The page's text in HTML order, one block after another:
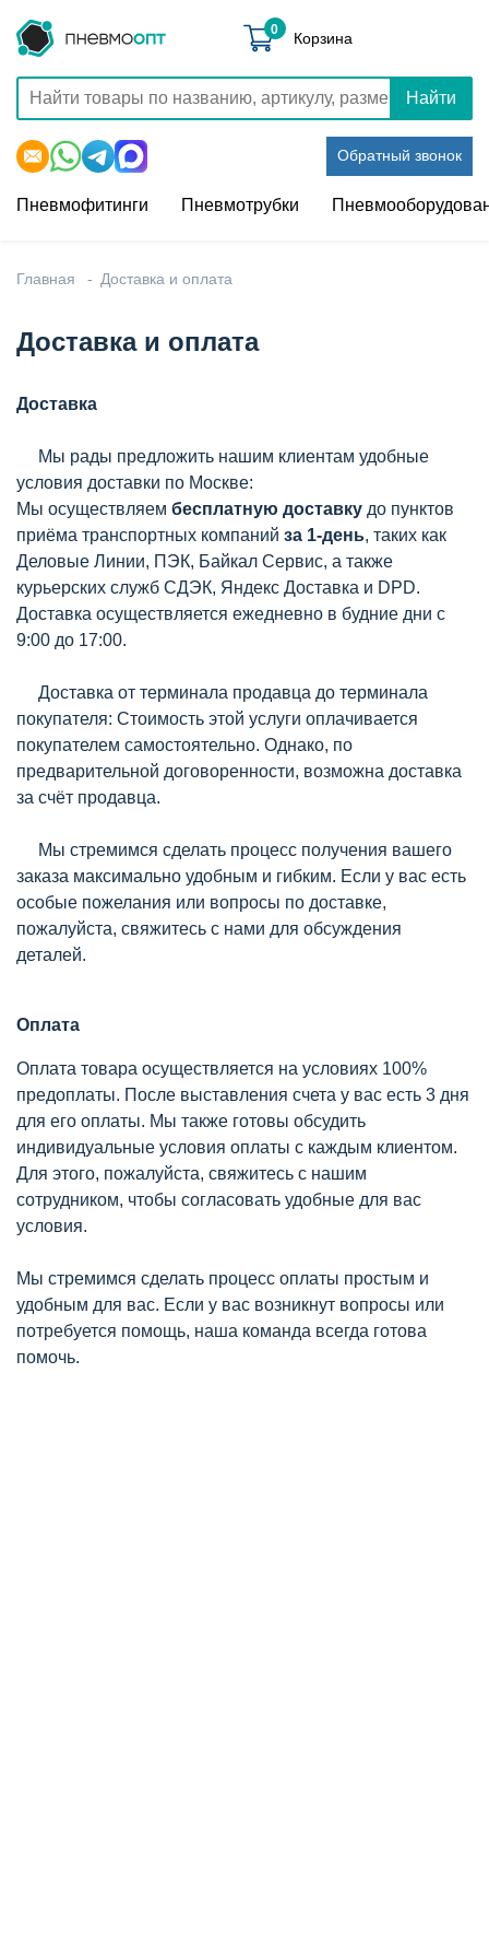
Найти
Обратный звонок
0 Корзина
Пневмофитинги Пневмотрубки
Главная Доставка и оплата
Доставка и оплата
Доставка
Мы рады предложить нашим клиентам удобные
условия доставки по Москве:
Мы осуществляем бесплатную доставку до пунктов
приёма транспортных компаний за 1-день, таких как
Деловые Линии, ПЭК, Байкал Сервис, а также
курьерских служб СДЭК, Яндекс Доставка и DPD.
Доставка осуществляется ежедневно в будние дни с
9:00 до 17:00.
Доставка от терминала продавца до терминала
покупателя: Стоимость этой услуги оплачивается
покупателем самостоятельно. Однако, по
предварительной договоренности, возможна доставка
за счёт продавца.
Мы стремимся сделать процесс получения вашего
заказа максимально удобным и гибким. Если у вас есть
особые пожелания или вопросы по доставке,
пожалуйста, свяжитесь с нами для обсуждения
деталей.
Оплата
Оплата товара осуществляется на условиях 100%
предоплаты. После выставления счета у вас есть 3 дня
для его оплаты. Мы также готовы обсудить
индивидуальные условия оплаты с каждым клиентом.
Для этого, пожалуйста, свяжитесь с нашим
сотрудником, чтобы согласовать удобные для вас
условия.
Мы стремимся сделать процесс оплаты простым и
удобным для вас. Если у вас возникнут вопросы или
потребуется помощь, наша команда всегда готова
помочь.